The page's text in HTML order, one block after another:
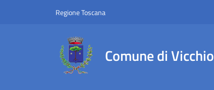
Regione ToscanaSlim top
Comune di Vicchio